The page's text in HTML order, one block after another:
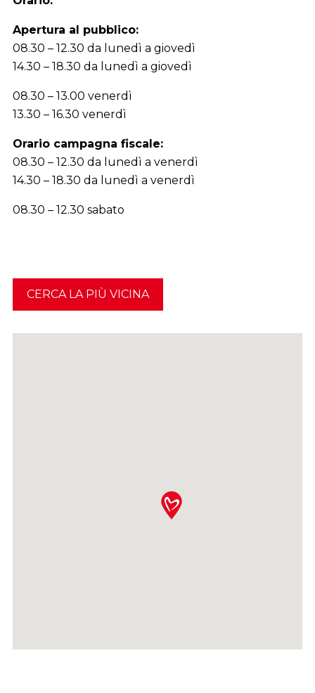
Apertura al pubblico:
08.30 – 12.30 da lunedì a giovedì
14.30 – 18.30 da lunedì a giovedì
08.30 – 13.00 venerdì
13.30 – 16.30 venerdì
Orario campagna fiscale:
08.30 – 12.30 da lunedì a venerdì
14.30 – 18.30 da lunedì a venerdì
08.30 – 12.30 sabato
CERCA LA PIÙ VICINA